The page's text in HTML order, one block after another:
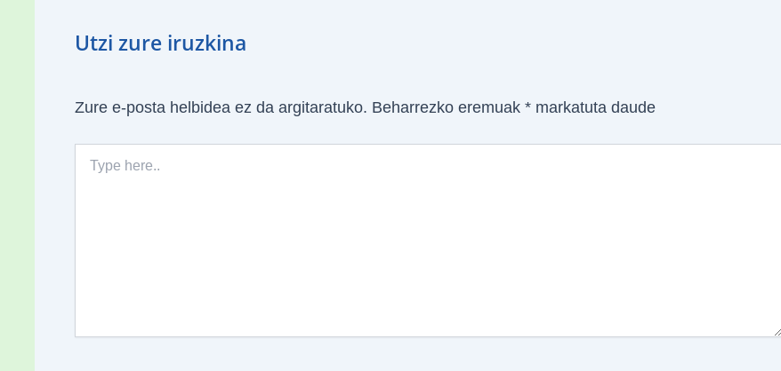
Utzi zure iruzkina
Zure e-posta helbidea ez da argitaratuko. Beharrezko eremuak *markatuta daude
here..